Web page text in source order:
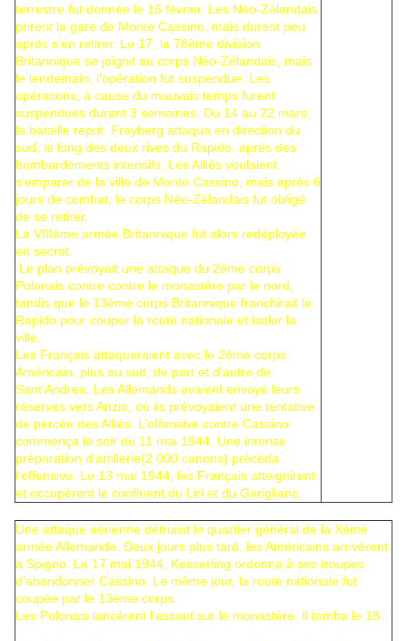
terrestre fut donnée le 16 février. Les Néo-Zélandais
prirent la gare de Monte Cassino, mais durent peu
après s’en retirer. Le 17, la 78ème division
Britannique se joignit au corps Néo-Zélandais, mais
le lendemain, l’opération fut suspendue. Les
opérations, à cause du mauvais temps furent
suspendues durant 3 semaines. Du 14 au 22 mars,
la bataille reprit. Freyberg attaqua en direction du
sud, le long des deux rives du Rapido, après des
bombardements intensifs. Les Alliés voulaient
s’emparer de la ville de Monte Cassino, mais après 6
jours de combat, le corps Néo-Zélandais fut obligé
de se retirer.
La VIIIème armée Britannique fut alors redéployée
en secret.
Le plan prévoyait une attaque du 2ème corps
Polonais contre contre le monastère par le nord,
tandis que le 13ème corps Britannique franchirait le
Rapido pour couper la route nationale et isoler la
ville.
Les Français attaqueraient avec le 2ème corps
Américain, plus au sud, de part et d’autre de
Sant’Andrea. Les Allemands avaient envoyé leurs
réserves vers Anzio, où ils prévoyaient une tentative
de percée des Alliés. L’offensive contre Cassino
commença le soir du 11 mai 1944. Une intense
préparation d’artillerie(2 000 canons) précéda
l’offensive. Le 13 mai 1944, les Français atteignirent
et occupèrent le confluent du Liri et du Garigliano.
Une attaque aérienne détruisit le quartier général de la Xème
armée Allemande. Deux jours plus tard, les Américains arrivèrent
à Spigno. Le 17 mai 1944, Kesserling ordonna à ses troupes
d’abandonner Cassino. Le même jour, la route nationale fut
coupée par le 13ème corps.
Les Polonais lancèrent l’assaut sur le monastère. Il tomba le 18.